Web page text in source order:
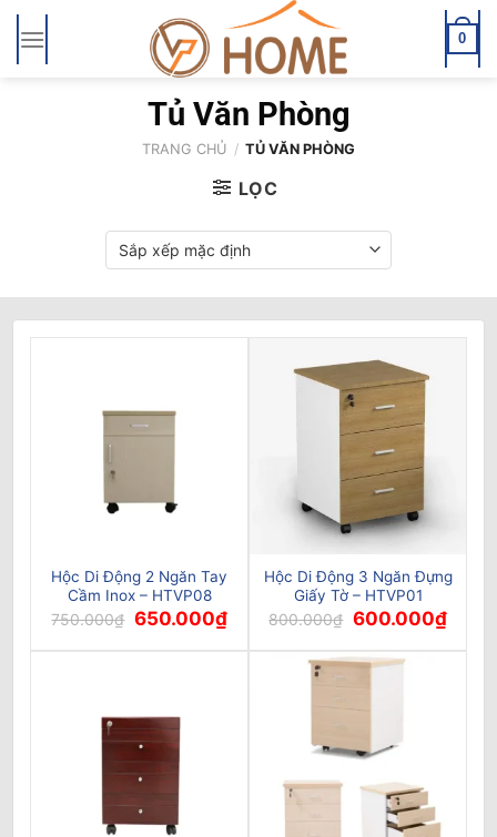
Bỏ
qua
nội
0
Tủ Văn Phòng
TRANG CHỦ / TỦ VĂN PHÒNG
LỌC
Hộc Di Động 2 Ngăn Tay
Cầm Inox – HTVP08
750.000₫ Giá
gốc
là:
650.000₫Giá
hiện
tại
Hộc Di Động 3 Ngăn Đựng
Giấy Tờ – HTVP01
800.000₫ Giá
gốc
là:
800.000₫.
600.000₫Giá
hiện
tại